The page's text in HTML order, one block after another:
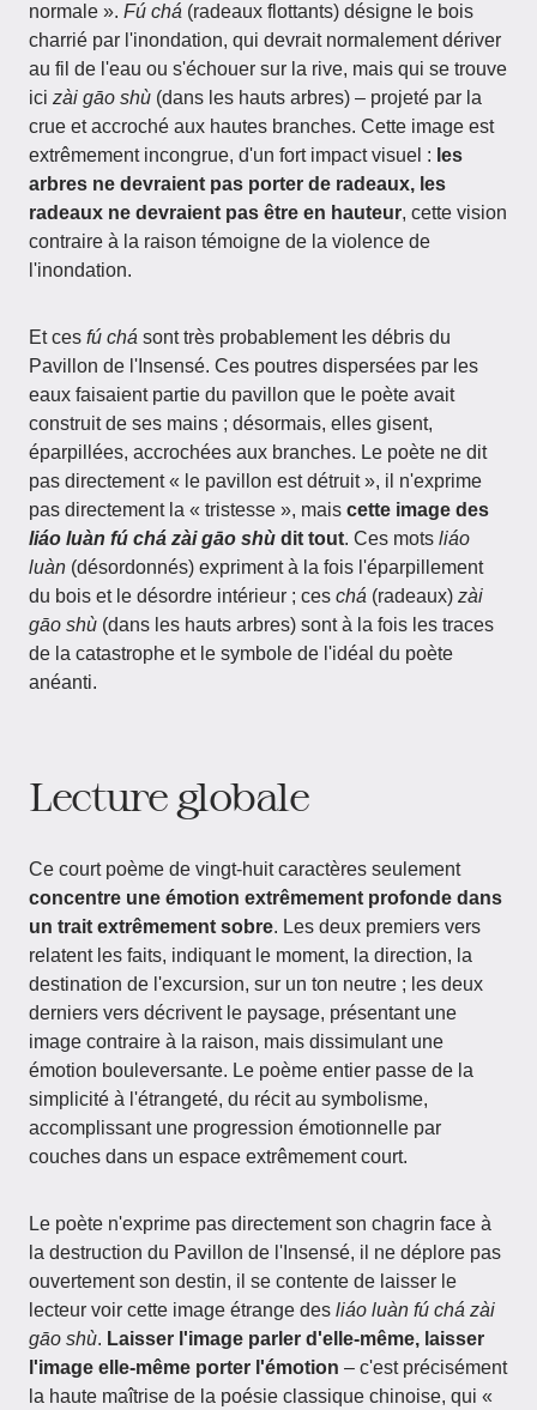
normale ». Fú chá (radeaux flottants) désigne le bois
charrié par l'inondation, qui devrait normalement dériver
au fil de l'eau ou s'échouer sur la rive, mais qui se trouve
ici zài gāo shù (dans les hauts arbres) – projeté par la
crue et accroché aux hautes branches. Cette image est
extrêmement incongrue, d'un fort impact visuel : les
arbres ne devraient pas porter de radeaux, les
radeaux ne devraient pas être en hauteur, cette vision
contraire à la raison témoigne de la violence de
l'inondation.
Et ces fú chá sont très probablement les débris du
Pavillon de l'Insensé. Ces poutres dispersées par les
eaux faisaient partie du pavillon que le poète avait
construit de ses mains ; désormais, elles gisent,
éparpillées, accrochées aux branches. Le poète ne dit
pas directement « le pavillon est détruit », il n'exprime
pas directement la « tristesse », mais cette image des
liáo luàn fú chá zài gāo shù dit tout. Ces mots liáo
luàn (désordonnés) expriment à la fois l'éparpillement
du bois et le désordre intérieur ; ces chá (radeaux) zài
gāo shù (dans les hauts arbres) sont à la fois les traces
de la catastrophe et le symbole de l'idéal du poète
anéanti.
Lecture globale
Ce court poème de vingt-huit caractères seulement
concentre une émotion extrêmement profonde dans
un trait extrêmement sobre. Les deux premiers vers
relatent les faits, indiquant le moment, la direction, la
destination de l'excursion, sur un ton neutre ; les deux
derniers vers décrivent le paysage, présentant une
image contraire à la raison, mais dissimulant une
émotion bouleversante. Le poème entier passe de la
simplicité à l'étrangeté, du récit au symbolisme,
accomplissant une progression émotionnelle par
couches dans un espace extrêmement court.
Le poète n'exprime pas directement son chagrin face à
la destruction du Pavillon de l'Insensé, il ne déplore pas
ouvertement son destin, il se contente de laisser le
lecteur voir cette image étrange des liáo luàn fú chá zài
gāo shù. Laisser l'image parler d'elle-même, laisser
l'image elle-même porter l'émotion – c'est précisément
la haute maîtrise de la poésie classique chinoise, qui «